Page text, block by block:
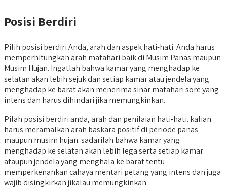
Posisi Berdiri
Pilih posisi berdiri Anda, arah dan aspek hati-hati. Anda harus
memperhitungkan arah matahari baik di Musim Panas maupun
Musim Hujan. Ingatlah bahwa kamar yang menghadap ke
selatan akan lebih sejuk dan setiap kamar atau jendela yang
menghadap ke barat akan menerima sinar matahari sore yang
intens dan harus dihindari jika memungkinkan.
Pilah posisi berdiri anda, arah dan penilaian hati-hati. kalian
harus meramalkan arah baskara positif di periode panas
maupun musim hujan. sadarilah bahwa kamar yang
menghadap ke selatan akan lebih lega serta setiap kamar
ataupun jendela yang menghala ke barat tentu
memperkenankan cahaya mentari petang yang intens dan juga
wajib disingkirkan jikalau memungkinkan.